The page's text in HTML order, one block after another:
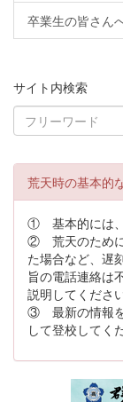
卒業生の皆さん
サイト内検索
荒天時の基本的
① 基本的には、
② 荒天のために
た場合など、遅
旨の電話連絡は
説明してくださ
③ 最新の情報を
して登校してく